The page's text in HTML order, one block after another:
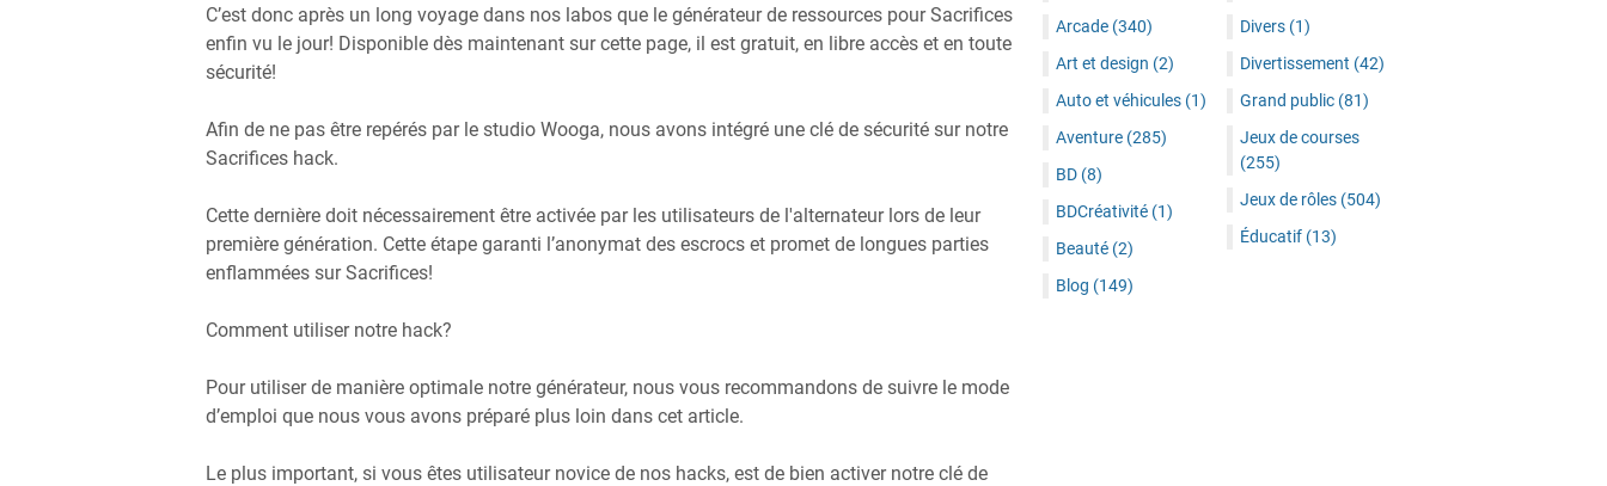
C’est donc après un long voyage dans nos labos que le générateur de ressources pour Sacrifices
enfin vu le jour! Disponible dès maintenant sur cette page, il est gratuit, en libre accès et en toute
sécurité!
Afin de ne pas être repérés par le studio Wooga, nous avons intégré une clé de sécurité sur notre
Sacrifices hack.
Cette dernière doit nécessairement être activée par les utilisateurs de l'alternateur lors de leur
première génération. Cette étape garanti l’anonymat des escrocs et promet de longues parties
enflammées sur Sacrifices!
Comment utiliser notre hack?
Pour utiliser de manière optimale notre générateur, nous vous recommandons de suivre le mode
d’emploi que nous vous avons préparé plus loin dans cet article.
Le plus important, si vous êtes utilisateur novice de nos hacks, est de bien activer notre clé de
Arcade (340)
Art et design (2)
Auto et véhicules (1)
Aventure (285)
BD (8)
BDCréativité (1)
Beauté (2)
Blog (149)
Divers (1)
Divertissement (42)
Grand public (81)
Jeux de courses
(255)
Jeux de rôles (504)
Éducatif (13)